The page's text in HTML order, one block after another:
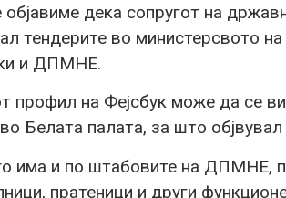
објавиме дека сопругот на
тендерите во министерсвото
и ДПМНЕ.
профил на Фејсбук може да се
Белата палата, за што објвувал
има и по штабовите на ДПМНЕ,
пратеници и други